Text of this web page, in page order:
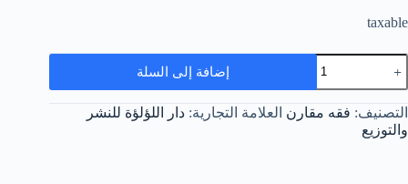
taxable
كمية
بذل
المعروف
بأحكام
صلاة
الكسوف
إضافة إلى السلة
التصنيف: فقه مقارن العلامة التجارية: دار اللؤلؤة للنشر
والتوزيع